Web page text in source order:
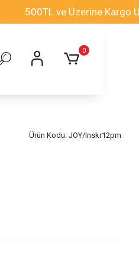
ve Üzerine Kargo
0
Ürün Kodu: JOY/lnskr12pm